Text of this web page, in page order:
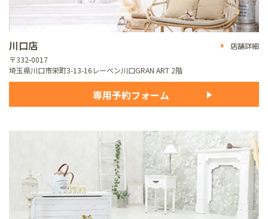
川口店
店舗詳細
〒332-0017
埼玉県川口市栄町3-13-16 レーベン川口GRAN ART 2階
専用予約フォーム